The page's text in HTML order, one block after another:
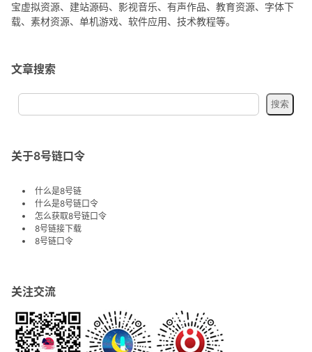
宝虚拟资源、建站源码、影视音乐、有声作品、教育资源、字体下
载、素材资源、单机游戏、软件应用、技术教程等。
文章搜索
关于8号链口令
什么是8号链
什么是8号链口令
怎么获取8号链口令
8号链接下载
8号链口令
关注交流